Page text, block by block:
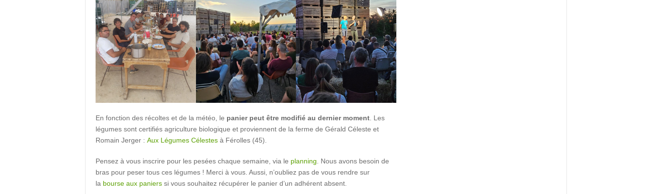
En fonction des récoltes et de la météo, le panier peut être modifié au dernier moment . Les
légumes sont certifiés agriculture biologique et proviennent de la ferme de Gérald Céleste et
Romain Jerger : Aux Légumes Célestes à Férolles (45).
Pensez à vous inscrire pour les pesées chaque semaine, via le planning . Nous avons besoin de
bras pour peser tous ces légumes ! Merci à vous. Aussi, n’oubliez pas de vous rendre sur
la bourse aux paniers si vous souhaitez récupérer le panier d’un adhérent absent.